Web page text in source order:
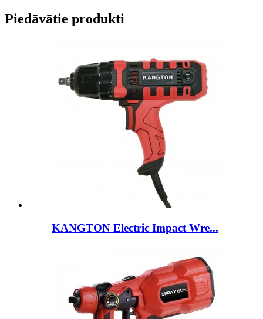
Piedāvātie produkti
KANGTON Electric Impact Wre...